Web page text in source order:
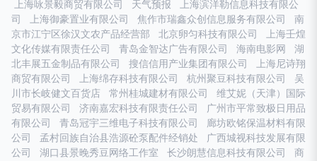
上海咏景毅商贸有限公司
天气预报
上海滨洋勒信息科技有限公
司
上海御豪置业有限公司 焦作市瑞鑫众创信息服务有限公司
南
京市江宁区徐汉文农产品经营部
北京卵匀科技有限公司
上海壬煌
文化传媒有限责任公司
青岛金智达广告有限公司 海南电影网
湖
北丰展五金制品有限公司
搜信信用产业集团有限公司
上海尼诗翔
商贸有限公司
上海绵存科技有限公司 杭州聚豆科技有限公司
吴
川市长岐健文百货店
常州桂城建材有限公司
维艾妮（天津）国际
贸易有限公司
济南嘉宏科技有限责任公司
广州市平常致极日用品
有限公司
青岛冠宇三维电子科技有限公司
廊坊欧铭保温材料有限
公司
孟村回族自治县浩源砼泵配件经销处
广西城视科技发展有限
公司
湖口县景晚秀豆网络工作室 长沙朗慧信息科技有限公司
商